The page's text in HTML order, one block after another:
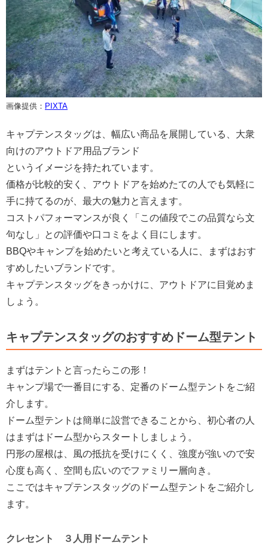
画像提供： PIXTA
キャプテンスタッグは、幅広い商品を展開している、大衆
向けのアウトドア用品ブランド
というイメージを持たれています。
価格が比較的安く、アウトドアを始めたての人でも気軽に
手に持てるのが、最大の魅力と言えます。
コストパフォーマンスが良く「この値段でこの品質なら文
句なし」との評価や口コミをよく目にします。
BBQやキャンプを始めたいと考えている人に、まずはおす
すめしたいブランドです。
キャプテンスタッグをきっかけに、アウトドアに目覚めま
しょう。
キャプテンスタッグのおすすめドーム型テント
まずはテントと言ったらこの形！
キャンプ場で一番目にする、定番のドーム型テントをご紹
介します。
ドーム型テントは簡単に設営できることから、初心者の人
はまずはドーム型からスタートしましょう。
円形の屋根は、風の抵抗を受けにくく、強度が強いので安
心度も高く、空間も広いのでファミリー層向き。
ここではキャプテンスタッグのドーム型テントをご紹介し
ます。
クレセント ３人用ドームテント